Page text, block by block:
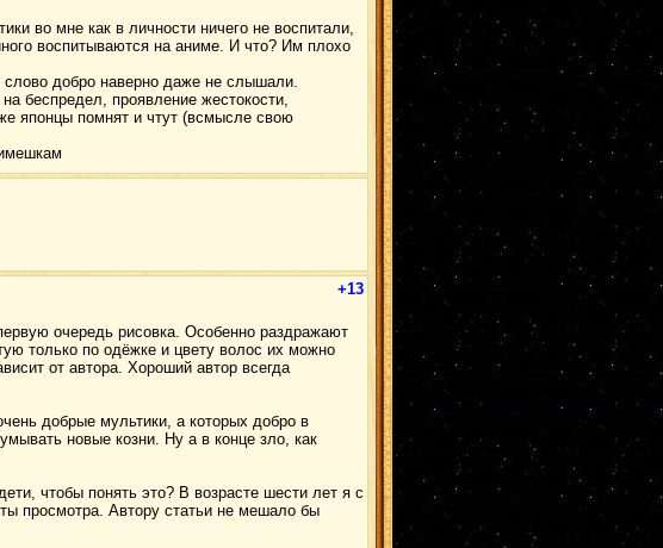
во мне как в личности ничего не воспитали,
воспитываются на аниме. И что? Им плохо
слово добро наверно даже не слышали.
беспредел, проявление жестокости,
японцы помнят и чтут (всмысле свою
+13
очередь рисовка. Особенно раздражают
только по одёжке и цвету волос их можно
от автора. Хороший автор всегда
добрые мультики, а которых добро в
новые козни. Ну а в конце зло, как
чтобы понять это? В возрасте шести лет я с
просмотра. Автору статьи не мешало бы